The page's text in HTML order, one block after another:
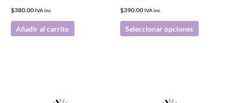
$380.00 IVA inc
Añadir al carrito
$390.00 IVA inc
Seleccionar opciones
la